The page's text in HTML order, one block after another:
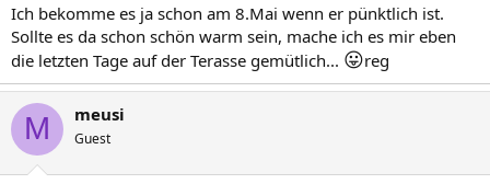
Ich bekomme es ja schon am 8.Mai wenn er pünktlich ist.
Sollte es da schon schön warm sein, mache ich es mir eben
die letzten Tage auf der Terasse gemütlich... 😛reg
M meusi
Guest